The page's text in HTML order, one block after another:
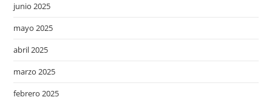
junio 2025
mayo 2025
abril 2025
marzo 2025
febrero 2025